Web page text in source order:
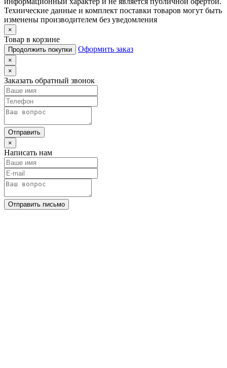
Технические данные и комплект поставки товаров могут быть
изменены производителем без уведомления
×
Товар в корзине
Продолжить покупки Оформить заказ
×
×
Заказать обратный звонок
Отправить
×
Написать нам
Отправить письмо